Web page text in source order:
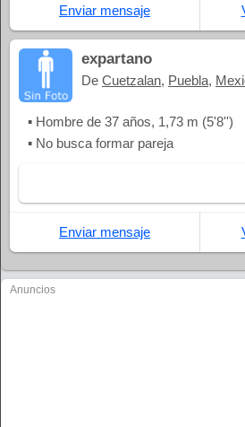
Enviar mensaje
expartano
De Cuetzalan, Puebla,
▪ Hombre de 37 años, 1,73 m (5'8'')
▪ No busca formar pareja
Enviar mensaje
Anuncios